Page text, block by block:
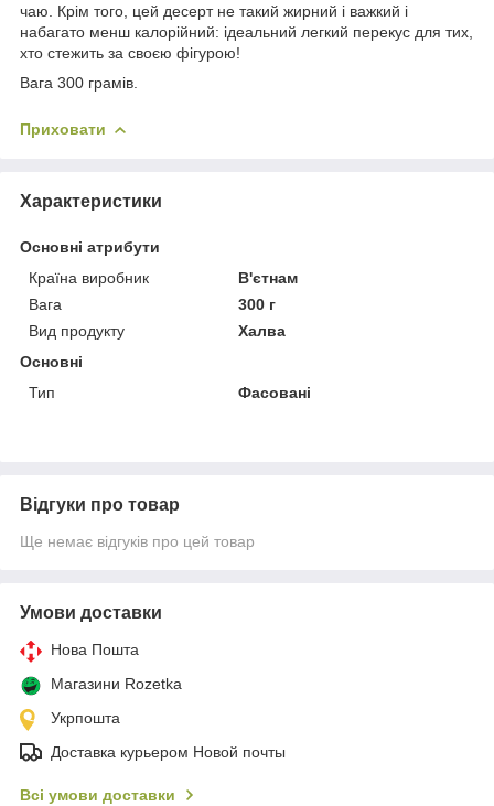
чаю. Крім того, цей десерт не такий жирний і важкий і
набагато менш калорійний: ідеальний легкий перекус для тих,
хто стежить за своєю фігурою!
Вага 300 грамів.
Приховати
Характеристики
Основні атрибути
Країна виробник
В'єтнам
Вага
300 г
Вид продукту
Халва
Основні
Тип
Фасовані
Відгуки про товар
Ще немає відгуків про цей товар
Умови доставки
Нова Пошта
Магазини Rozetka
Укрпошта
Доставка курьером Новой почты
Всі умови доставки